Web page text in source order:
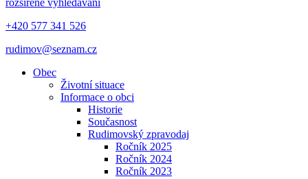
rozšířené vyhledávání
+420 577 341 526
rudimov@seznam.cz
Obec
Životní situace
Informace o obci
Historie
Současnost
Rudimovský zpravodaj
Ročník 2025
Ročník 2024
Ročník 2023